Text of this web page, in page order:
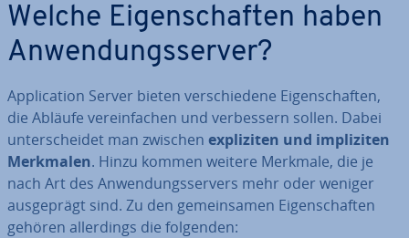
Welche Ei­gen­schaf­ten haben
An­wen­dungs­ser­ver?
Ap­pli­ca­ti­on Server bieten ver­schie­de­ne Ei­gen­schaf­ten,
die Abläufe ver­ein­fa­chen und ver­bes­sern sollen. Dabei
un­ter­schei­det man zwischen ex­pli­zi­ten und im­pli­zi­ten
Merkmalen. Hinzu kommen weitere Merkmale, die je
nach Art des An­wen­dungs­ser­vers mehr oder weniger
aus­ge­prägt sind. Zu den ge­mein­sa­men Ei­gen­schaf­ten
gehören al­ler­dings die folgenden: